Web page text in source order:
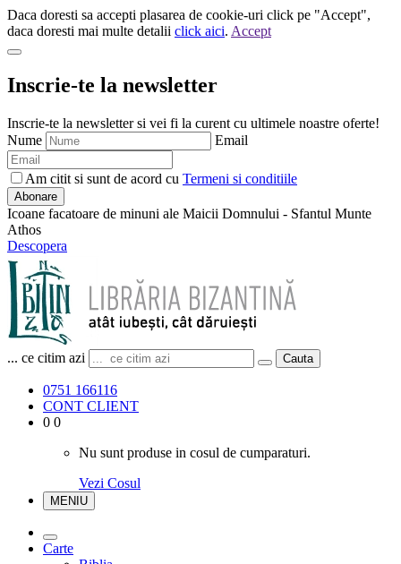
Daca doresti sa accepti plasarea de cookie-uri click pe "Accept",
daca doresti mai multe detalii click aici. Accept
Inscrie-te la newsletter
Inscrie-te la newsletter si vei fi la curent cu ultimele noastre oferte!
Nume
Email
Am citit si sunt de acord cu Termeni si conditiile
Abonare
Icoane facatoare de minuni ale Maicii Domnului - Sfantul Munte
Athos
Descopera
... ce citim azi Cauta
0751 166116
CONT CLIENT
0 0
Nu sunt produse in cosul de cumparaturi.
Vezi Cosul
MENIU
Carte